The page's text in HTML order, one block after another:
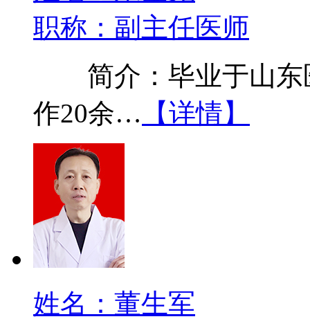
职称：副主任医师
简介：毕业于山东
作20余… 【详情】
姓名：董生军